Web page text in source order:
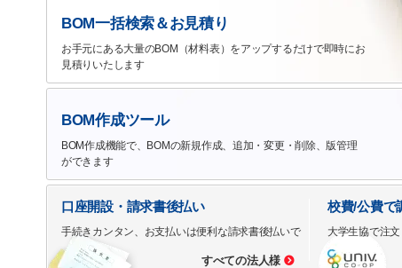
BOM一括検索＆お見積り
お手元にある大量のBOM（材料表）をアップするだけで即時にお
見積りいたします
BOM作成ツール
BOM作成機能で、BOMの新規作成、追加・変更・削除、版管理
ができます
口座開設・請求書後払い
手続きカンタン、お支払いは便利な請求書後払いで
すべての法人様
校費/公費で
大学生協で注